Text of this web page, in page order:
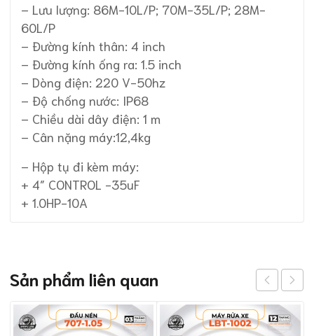
– Lưu lượng: 86M-10L/P; 70M-35L/P; 28M-
60L/P
– Đường kính thân: 4 inch
– Đường kính ống ra: 1.5 inch
– Dòng điện: 220 V-50hz
– Độ chống nước: IP68
– Chiều dài dây điện: 1 m
– Cân nặng máy:12,4kg
– Hộp tụ đi kèm máy:
+ 4″ CONTROL -35uF
+ 1.0HP-10A
Sản phẩm liên quan